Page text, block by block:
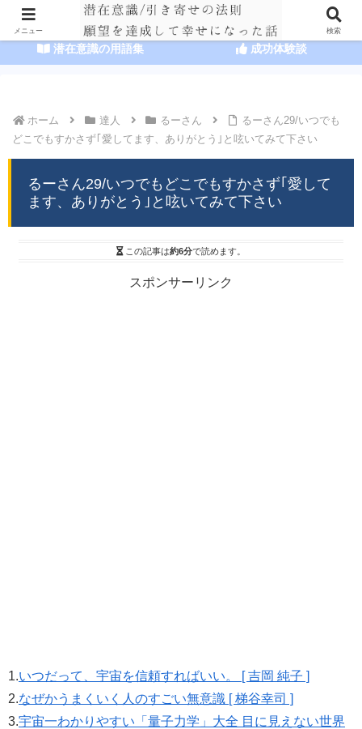
HOME 潜在意識の達人まとめ
潜在意識の用語集 成功体験談
ホーム 達人 るーさん
るーさん29/いつでも
どこでもすかさず｢愛してます、ありがとう｣と呟いてみて下さい
るーさん29/いつでもどこでもすかさず｢愛して
ます、ありがとう｣と呟いてみて下さい
この記事は約6分で読めます。
スポンサーリンク
1.いつだって、宇宙を信頼すればいい。 [ 吉岡 純子 ]
2.なぜかうまくいく人のすごい無意識 [ 梯谷幸司 ]
3.宇宙一わかりやすい「量子力学」大全 目に見えない世界
メニュー 検索